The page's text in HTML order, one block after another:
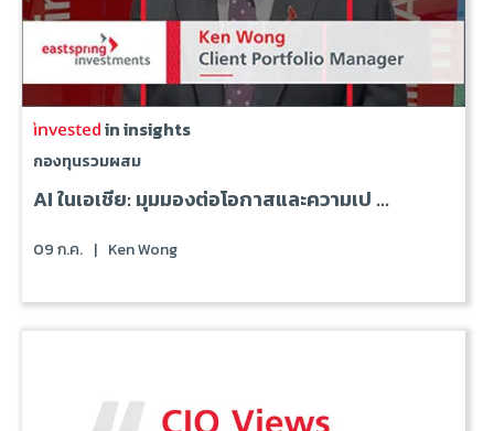
in insights
กองทุนรวมผสม
AI ในเอเชีย: มุมมองต่อโอกาสและความเป ...
09 ก.ค. | Ken Wong